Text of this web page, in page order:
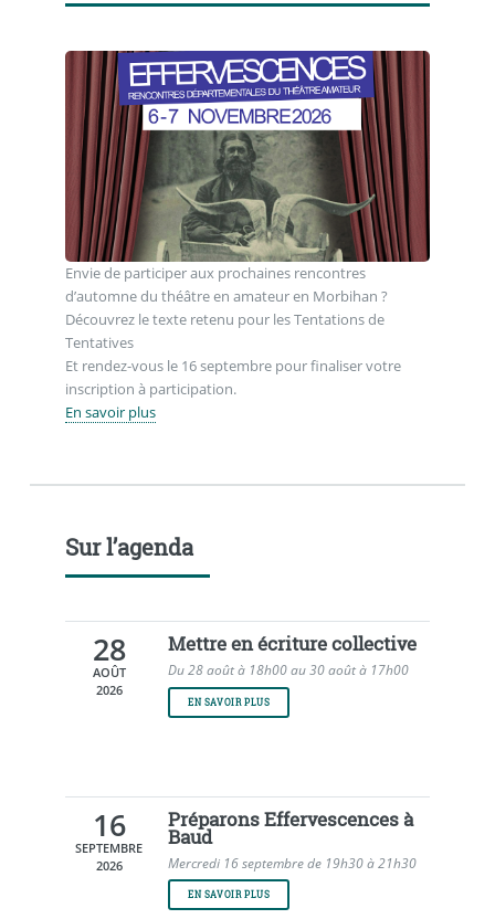
Envie de participer aux prochaines rencontres
d’automne du théâtre en amateur en Morbihan ?
Découvrez le texte retenu pour les Tentations de
Tentatives
Et rendez-vous le 16 septembre pour finaliser votre
inscription à participation.
En savoir plus
Sur l’agenda
28
AOÛT
2026
Mettre en écriture collective
Du 28 août à 18h00 au 30 août à 17h00
EN SAVOIR PLUS
16
SEPTEMBRE
2026
Préparons Effervescences à
Baud
Mercredi 16 septembre de 19h30 à 21h30
EN SAVOIR PLUS